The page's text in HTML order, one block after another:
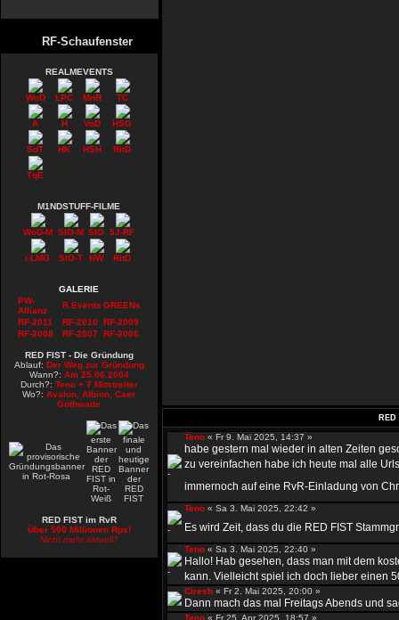
RF-Schaufenster
REALMEVENTS
WoD LPC MnR TC
A H VoD HSG
SdT HK HSH RitD
TqE
M1NDSTUFF-FILME
WoD-M SIO-M SIO 5J-RF
i-LMG SIO-T HW RitD
GALERIE
PW-
Allianz
R.Events GREENs
RF-2011
RF-2010 RF-2009
RF-2008
RF-2007 RF-2006
RED FIST - Die Gründung
Ablauf: Der Weg zur Gründung
Wann?: Am 25.06.2004
Durch?: Teno + 7 Mitstreiter
Wo?:Avalon, Albion, Caer
Gothwaite
RED FIST im RvR
Über 500 Millionen Rps!
Nicht mehr aktuell?
Teno « Fr 9. Mai 2025, 14:37 »
habe gestern mal wieder in alten Zeiten
zu vereinfachen habe ich heute mal alle
immernoch auf eine RvR-Einladung von
Teno « Sa 3. Mai 2025, 22:42 »
Es wird Zeit, dass du die RED FIST
Teno « Sa 3. Mai 2025, 22:40 »
Hallo! Hab gesehen, dass man mit dem
kann. Vielleicht spiel ich doch lieber einen
Ciresh « Fr 2. Mai 2025, 20:00 »
Dann mach das mal Freitags Abends und
Teno « Fr 25. Apr 2025, 18:57 »